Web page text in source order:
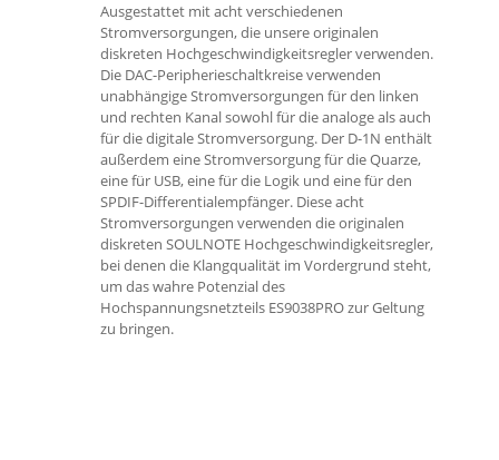
Ausgestattet mit acht verschiedenen
Stromversorgungen, die unsere originalen
diskreten Hochgeschwindigkeitsregler verwenden.
Die DAC-Peripherieschaltkreise verwenden
unabhängige Stromversorgungen für den linken
und rechten Kanal sowohl für die analoge als auch
für die digitale Stromversorgung. Der D-1N enthält
außerdem eine Stromversorgung für die Quarze,
eine für USB, eine für die Logik und eine für den
SPDIF-Differentialempfänger. Diese acht
Stromversorgungen verwenden die originalen
diskreten SOULNOTE Hochgeschwindigkeitsregler,
bei denen die Klangqualität im Vordergrund steht,
um das wahre Potenzial des
Hochspannungsnetzteils ES9038PRO zur Geltung
zu bringen.